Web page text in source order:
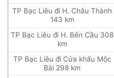
TP Bạc Liêu đi H. Châu Thành
143 km
TP Bạc Liêu đi H. Bến Cầu 308
km
TP Bạc Liêu đi Cửa khẩu Mộc
Bài 298 km